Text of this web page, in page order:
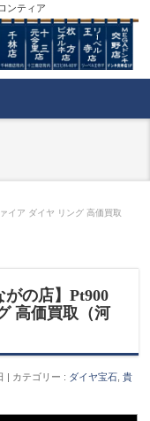
ンティア
イア ダイヤ リング 高価買取
がの店】Pt900
高価買取（河
カテゴリー : ダイヤ宝石 ,貴